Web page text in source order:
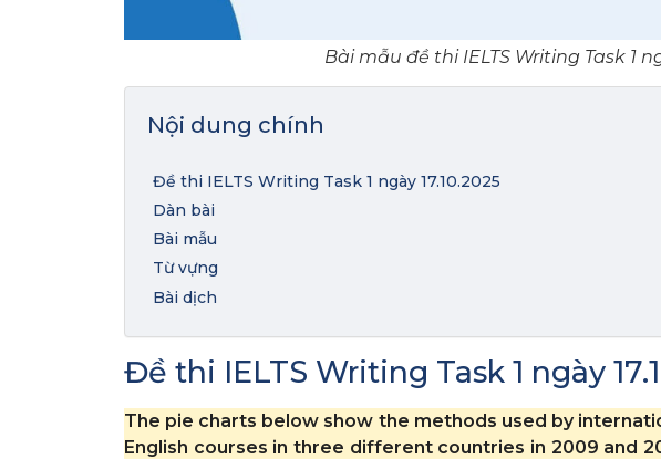
Bài mẫu đề thi IELTS Writing Task 1
Nội dung chính
Đề thi IELTS Writing Task 1 ngày 17.10.2025
Dàn bài
Bài mẫu
Từ vựng
Bài dịch
Đề thi IELTS Writing Task 1 ngày
The pie charts below show the methods used by
English courses in three different countries in 2009 and